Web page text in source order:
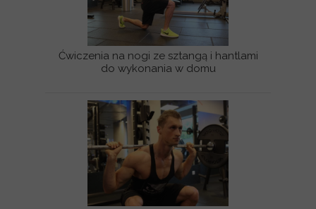
Ćwiczenia na nogi ze sztangą i hantlami
do wykonania w domu